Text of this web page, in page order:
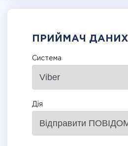
ПРИЙМАЧ ДАНИХ
Система
Дія